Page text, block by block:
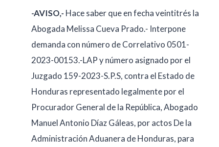
-AVISO,- Hace saber que en fecha veintitrés la
Abogada Melissa Cueva Prado.- Interpone
demanda con número de Correlativo 0501-
2023-00153.-LAP y número asignado por el
Juzgado 159-2023-S.P.S, contra el Estado de
Honduras representado legalmente por el
Procurador General de la República, Abogado
Manuel Antonio Díaz Gáleas, por actos De la
Administración Aduanera de Honduras, para